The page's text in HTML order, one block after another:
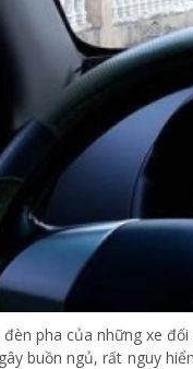
pha của những xe
buồn ngủ, rất nguy